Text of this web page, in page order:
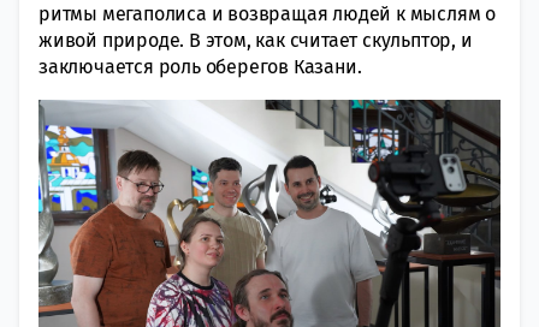
ритмы мегаполиса и возвращая людей к мыслям о
живой природе. В этом, как считает скульптор, и
заключается роль оберегов Казани.